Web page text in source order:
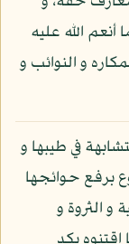
الله عليه
و النوائب و
في طيبها و
برفع حوائجها
و الثروة و